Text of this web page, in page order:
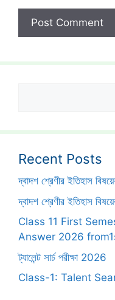
Recent Posts
দ্বাদশ শ্রেণীর ইতিহাস
দ্বাদশ শ্রেণীর ইতিহাস
Class 11 First
Answer 2026
ট্যালেন্ট সার্চ পরীক্ষা 2026
Class-1: Talent